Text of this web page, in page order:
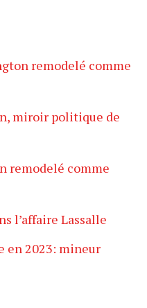
remodelé comme
miroir politique de
remodelé comme
l’affaire Lassalle
en 2023: mineur